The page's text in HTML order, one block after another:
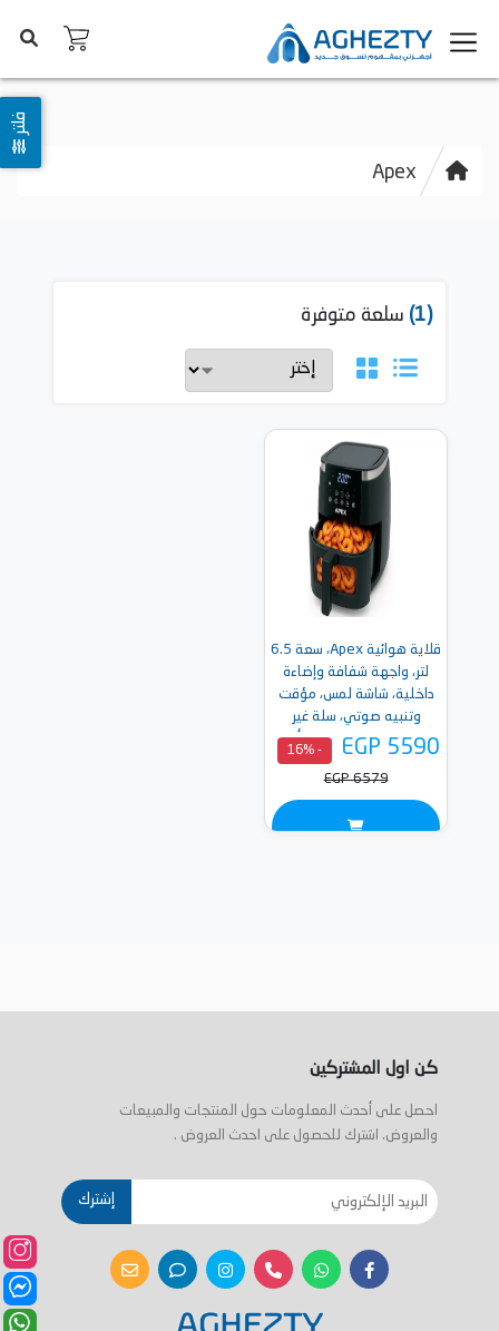
Apex
فلتر
(1) سلعة متوفرة
قلاية هوائية Apex، سعة 6.5
لتر، واجهة شفافة وإضاءة
داخلية، شاشة لمس، مؤقت
وتنبيه صوتي، سلة غير
لاصقة، موفرة للطاقة - أسود
EGP 5590
- 16%
EGP 6579
كن اول المشتركين
احصل على أحدث المعلومات حول المنتجات والمبيعات
والعروض. اشترك للحصول على احدث العروض .
إشترك